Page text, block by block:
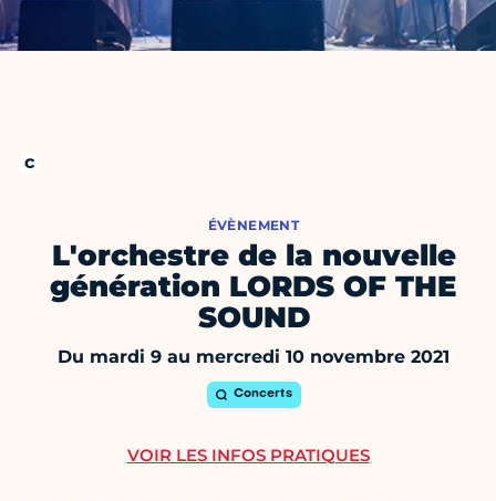
ÉVÈNEMENT
L'orchestre de la nouvelle
génération LORDS OF THE
SOUND
Du mardi 9 au mercredi 10 novembre 2021
Concerts
VOIR LES INFOS PRATIQUES